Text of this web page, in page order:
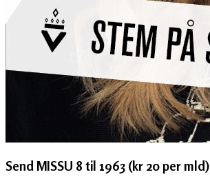
Send MISSU 8 til 1963 (kr 20 per mld)